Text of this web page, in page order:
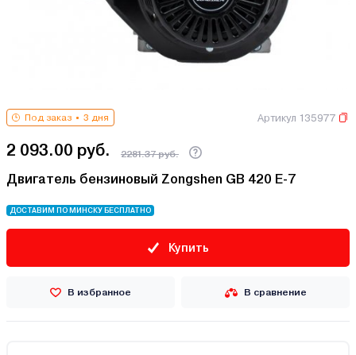
Под заказ 3 дня Артикул 135977
2 093.00 руб. 2281.37 руб.
Двигатель бензиновый Zongshen GB 420 E-7
ДОСТАВИМ ПО МИНСКУ БЕСПЛАТНО
Купить
В избранное В сравнение